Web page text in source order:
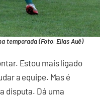
temporada (Foto: Elias Auê)
Estou mais ligado
a equipe. Mas é
disputa. Dá uma